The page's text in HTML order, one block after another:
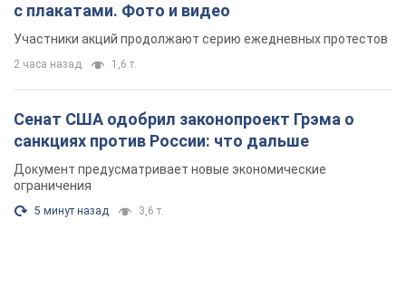
с плакатами. Фото и видео
Участники акций продолжают серию ежедневных протестов
2 часа назад 1,6 т.
Сенат США одобрил законопроект Грэма о
санкциях против России: что дальше
Документ предусматривает новые экономические
ограничения
5 минут назад 3,6 т.